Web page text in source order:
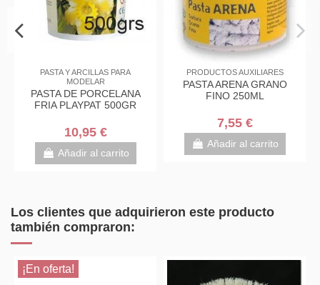
primarios
carrito
PASTA Y ARCILLAS PARA
PASTA DE PORCELANA
FRIA PLAYPAT 500GR
Añadir al carrito
PRODUCTOS
PASTA ARENA
Añadir al
Los clientes que adquirieron este producto
también compraron: